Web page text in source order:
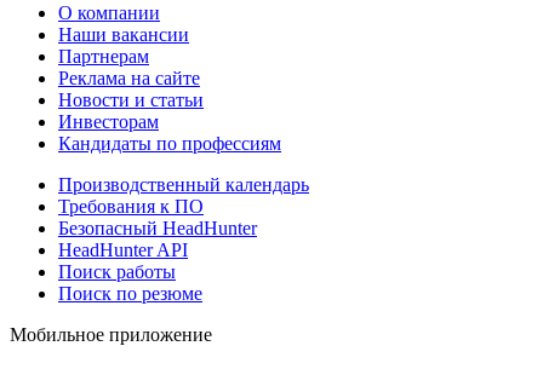
О компании
Наши вакансии
Партнерам
Реклама на сайте
Новости и статьи
Инвесторам
Кандидаты по профессиям
Производственный календарь
Требования к ПО
Безопасный HeadHunter
HeadHunter API
Поиск работы
Поиск по резюме
Мобильное приложение